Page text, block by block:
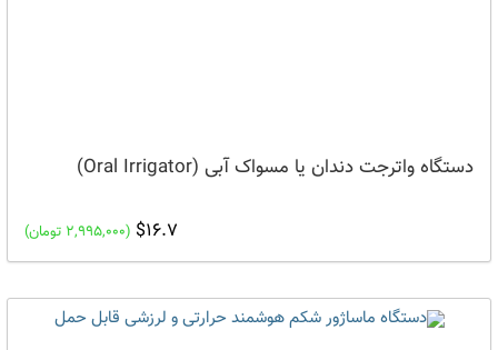
دستگاه واترجت دندان یا مسواک آبی (Oral Irrigator)
$16.7 (2,995,000 تومان)